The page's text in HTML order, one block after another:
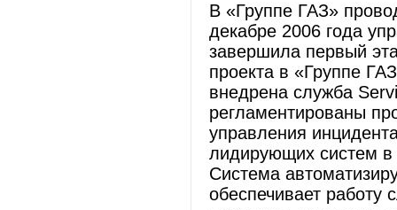
В «Группе ГАЗ»
декабре 2006 года
завершила первый
проекта в «Группе
внедрена служба
регламентированы
управления
лидирующих систем в
Система
обеспечивает работу